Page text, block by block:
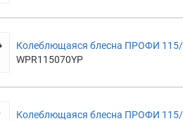
Колеблющаяся блесна ПРОФИ 115/
WPR115070YP
Колеблющаяся блесна ПРОФИ 115/